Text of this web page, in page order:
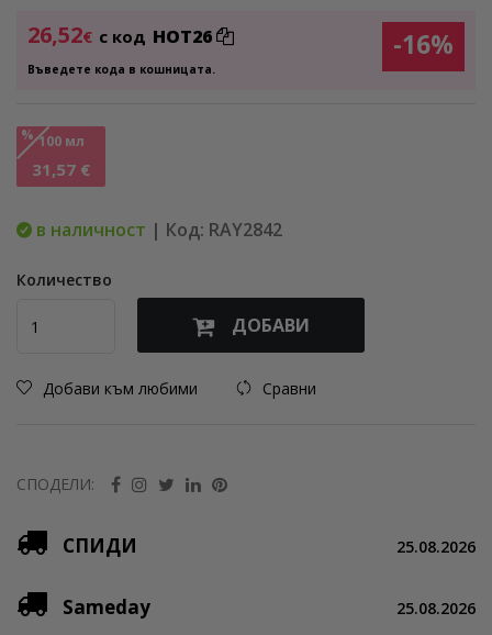
26,52€ с код HOT26
Въведете кода в кошницата.
-16%
% 100 мл
31,57 €
в наличност | Код: RAY2842
Количество
ДОБАВИ
Добави към любими Сравни
СПОДЕЛИ:
СПИДИ 25.08.2026
Sameday 25.08.2026